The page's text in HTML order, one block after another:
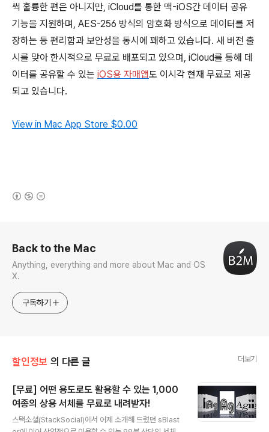
썩 훌륭한 편은 아니지만, iCloud를 통한 맥-iOS간 데이터 공유
기능을 지원하며, AES-256 방식의 암호화 방식으로 데이터를 저
장하는 등 편리함과 보안성을 동시에 꽤하고 있습니다. 새 버전 출
시를 맞아 한시적으로 무료로 배포되고 있으며, iCloud를 통해 데
이터를 공유할 수 있는 iOS용 자매앱도 이시각 현재 무료로 제공
되고 있습니다.
View in Mac App Store $0.00
Back to the Mac
Anything, everything and more about Mac and OS
X.
구독하기
할인정보 의 다른 글 더보기
[무료] 어떤 용도로도 활용할 수 있는 1,000
여종의 상용 서체를 무료로 내려받자!
스택소셜(StackSocial)에서 어제 소개해 드렸던 sBlast